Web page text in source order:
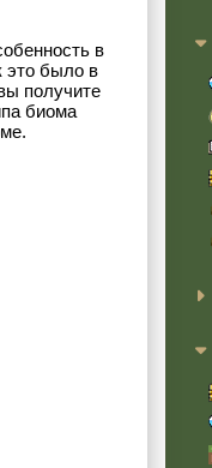
в
это было в
получите
биома